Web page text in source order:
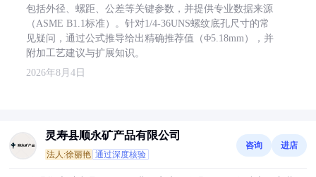
包括外径、螺距、公差等关键参数，并提供专业数据来源
（ASME B1.1标准）。针对1/4-36UNS螺纹底孔尺寸的常
见疑问，通过公式推导给出精确推荐值（Φ5.18mm），并
附加工艺建议与扩展知识。
2026年8月4日
灵寿县顺永矿产品有限公司
法人:徐丽艳 通过深度核验
咨询 进店